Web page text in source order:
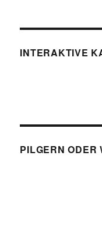
INTERAKTIVE
PILGERN ODER